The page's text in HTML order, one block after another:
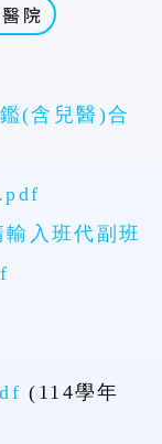
院
(含兒醫)合
入班代副班
(114學年